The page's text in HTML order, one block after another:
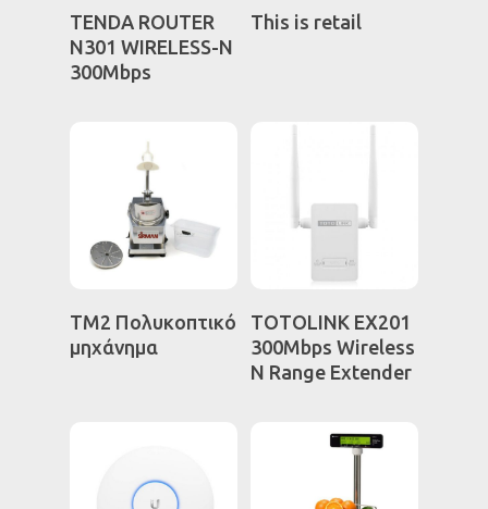
Διαβάστε
Περισσότερα
TENDA ROUTER
N301 WIRELESS-N
300Mbps
Διαβάστε
This is retail
Διαβάστε
Περισσότερα
TM2 Πολυκοπτικό
μηχάνημα
Περισσότερα
TOTOLINK EX201
300Mbps Wireless
N Range Extender